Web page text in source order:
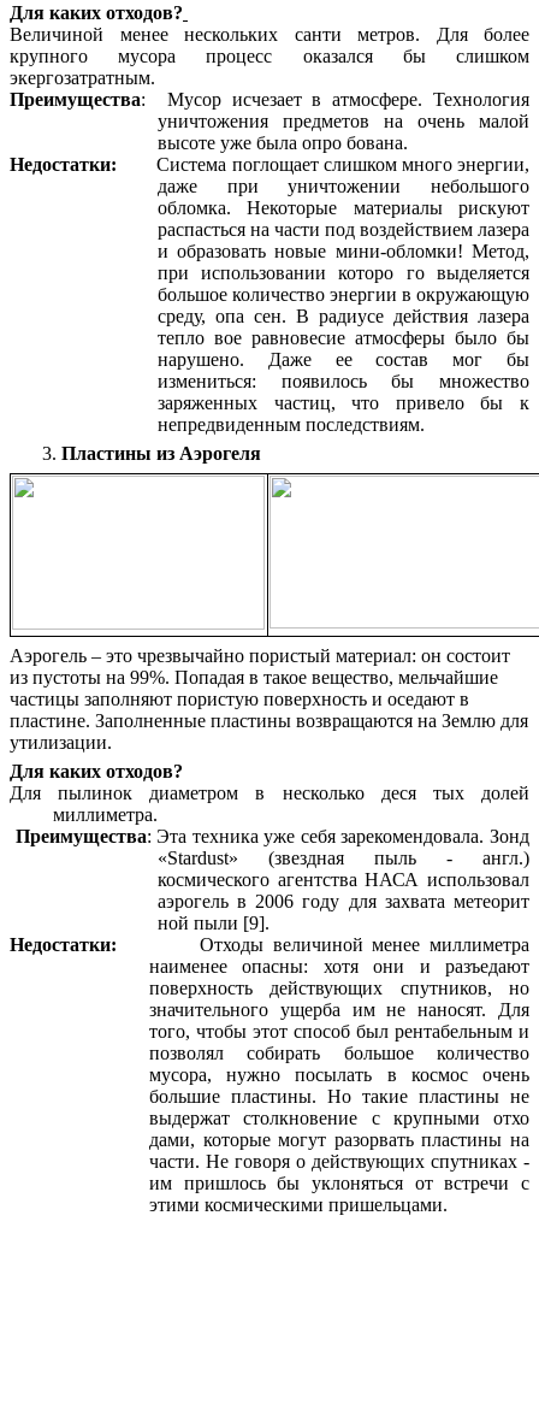
Для каких отходов?
Величиной менее нескольких санти метров. Для более
крупного мусора процесс оказался бы слишком
экергозатратным.
Преимущества: Мусор исчезает в атмосфере. Технология
уничтожения предметов на очень малой
высоте уже была опро бована.
Недостатки:Система поглощает слишком много энергии,
даже при уничтожении небольшого
обломка. Некоторые материалы рискуют
распасться на части под воздействием лазера
и образовать новые мини-обломки! Метод,
при использовании которо го выделяется
большое количество энергии в окружающую
среду, опа сен. В радиусе действия лазера
тепло вое равновесие атмосферы было бы
нарушено. Даже ее состав мог бы
измениться: появилось бы множество
заряженных частиц, что привело бы к
непредвиденным последствиям.
Пластины из Аэрогеля
Аэрогель – это чрезвычайно пористый материал: он состоит
из пустоты на 99%. Попадая в такое вещество, мельчайшие
частицы заполняют пористую поверхность и оседают в
пластине. Заполненные пластины возвращаются на Землю для
утилизации.
Для каких отходов?
Для пылинок диаметром в несколько деся тых долей
миллиметра.
Преимущества: Эта техника уже себя зарекомендовала. Зонд
«Stardust» (звездная пыль - англ.)
космического агентства НАСА использовал
аэрогель в 2006 году для захвата метеорит
ной пыли [9].
Недостатки: Отходы величиной менее миллиметра
наименее опасны: хотя они и разъедают
поверхность действующих спутников, но
значительного ущерба им не наносят. Для
того, чтобы этот способ был рентабельным и
позволял собирать большое количество
мусора, нужно посылать в космос очень
большие пластины. Но такие пластины не
выдержат столкновение с крупными отхо
дами, которые могут разорвать пластины на
части. Не говоря о действующих спутниках -
им пришлось бы уклоняться от встречи с
этими космическими пришельцами.